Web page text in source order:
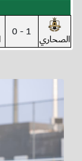
الصحاري 1 - 0